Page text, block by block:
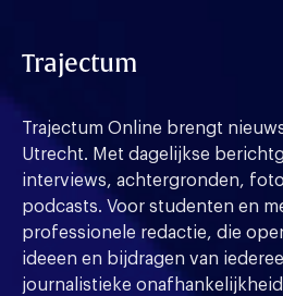
Trajectum
Trajectum Online brengt
Utrecht. Met dagelijkse
interviews, achtergronden,
podcasts. Voor studenten en
professionele redactie, die
ideeen en bijdragen van
journalistieke